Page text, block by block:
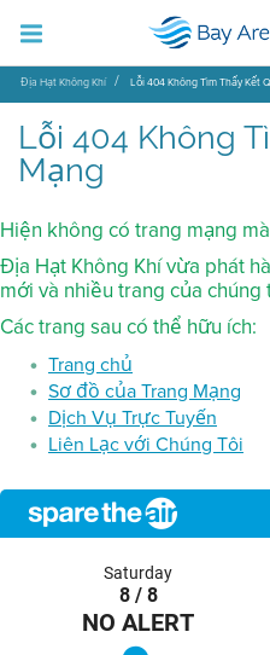
Địa Hạt Không Khí Lỗi 404 Không Tìm Thấy Kết
Lỗi 404 Không
Mạng
Hiện không có trang mạng
Địa Hạt Không Khí vừa phát
mới và nhiều trang của
Các trang sau có thể hữu ích:
Trang chủ
Sơ đồ của Trang Mạng
Dịch Vụ Trực Tuyến
Liên Lạc với Chúng Tôi
Saturday
8 / 8
NO ALERT